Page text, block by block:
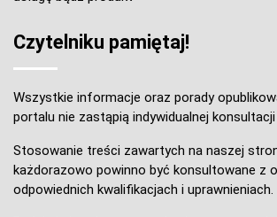
Czytelniku pamiętaj!
Wszystkie informacje oraz porady
portalu nie zastąpią indywidualnej
Stosowanie treści zawartych na naszej
każdorazowo powinno być konsultowane z
odpowiednich kwalifikacjach i uprawnieniach.